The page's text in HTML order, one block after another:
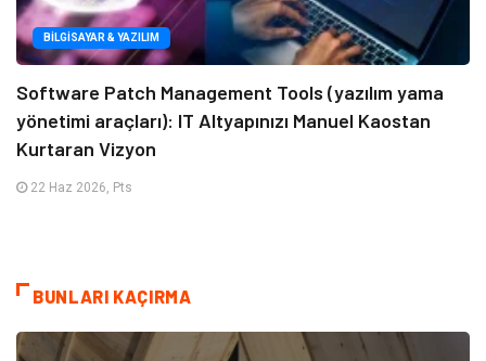
BILGISAYAR & YAZILIM
Software Patch Management Tools (yazılım yama
yönetimi araçları): IT Altyapınızı Manuel Kaostan
Kurtaran Vizyon
22 Haz 2026, Pts
BUNLARI KAÇIRMA